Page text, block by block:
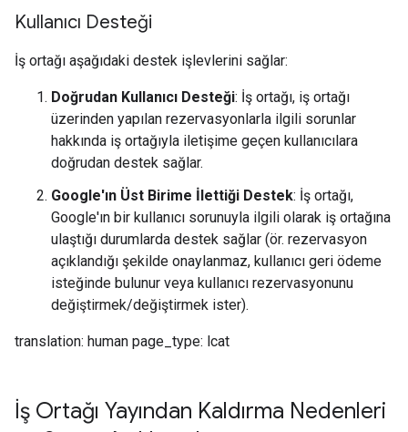
Kullanıcı Desteği
İş ortağı aşağıdaki destek işlevlerini sağlar:
Doğrudan Kullanıcı Desteği: İş ortağı, iş ortağı
üzerinden yapılan rezervasyonlarla ilgili sorunlar
hakkında iş ortağıyla iletişime geçen kullanıcılara
doğrudan destek sağlar.
Google'ın Üst Birime İlettiği Destek: İş ortağı,
Google'ın bir kullanıcı sorunuyla ilgili olarak iş ortağına
ulaştığı durumlarda destek sağlar (ör. rezervasyon
açıklandığı şekilde onaylanmaz, kullanıcı geri ödeme
isteğinde bulunur veya kullanıcı rezervasyonunu
değiştirmek/değiştirmek ister).
translation: human page_type: lcat
İş Ortağı Yayından Kaldırma Nedenleri